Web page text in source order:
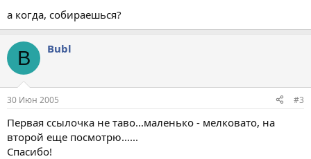
а когда, собираешься?
B Bubl
30 Июн 2005 #3
Первая ссылочка не таво...маленько - мелковато, на
второй еще посмотрю......
Спасибо!